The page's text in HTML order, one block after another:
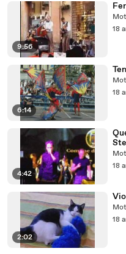
9:56
18
6:14
18
4:42
18
2:02
18